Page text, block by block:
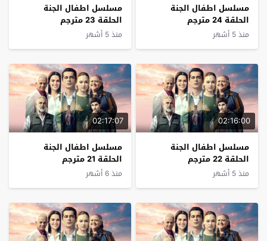
مسلسل اطفال الجنة
الحلقة 24 مترجم
منذ 5 أشهر
مسلسل اطفال الجنة
الحلقة 23 مترجم
منذ 5 أشهر
02:16:00
مسلسل اطفال الجنة
الحلقة 22 مترجم
منذ 5 أشهر
02:17:07
مسلسل اطفال الجنة
الحلقة 21 مترجم
منذ 6 أشهر